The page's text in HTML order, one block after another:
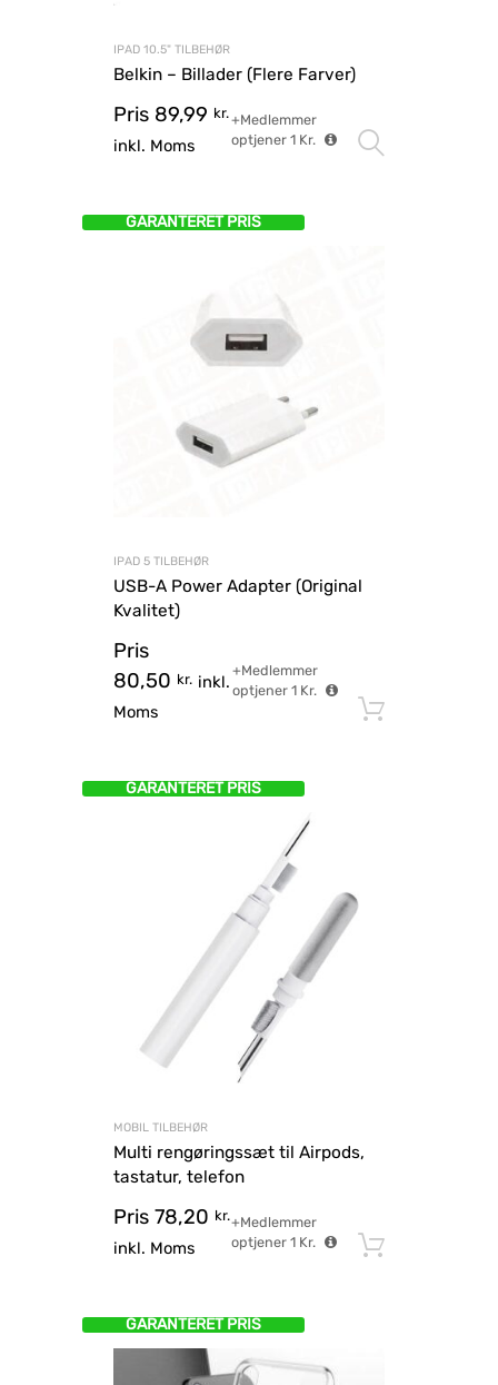
IPAD 10.5" TILBEHØR
Belkin – Billader (Flere Farver)
Pris 89,99 kr.
inkl. Moms
+Medlemmer
optjener 1Kr.
GARANTERET PRIS
IPAD 5 TILBEHØR
USB-A Power Adapter (Original
Kvalitet)
Pris
80,50 kr. inkl.
Moms
+Medlemmer
optjener 1Kr.
GARANTERET PRIS
MOBIL TILBEHØR
Multi rengøringssæt til Airpods,
tastatur, telefon
Pris 78,20 kr.
inkl. Moms
+Medlemmer
optjener 1Kr.
GARANTERET PRIS